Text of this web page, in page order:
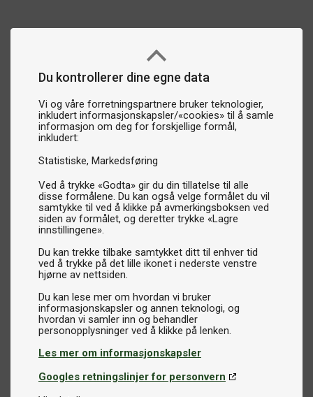
Du kontrollerer dine egne data
Vi og våre forretningspartnere bruker teknologier,
inkludert informasjonskapsler/«cookies» til å samle
informasjon om deg for forskjellige formål,
inkludert:
Statistiske Markedsføring
Ved å trykke «Godta» gir du din tillatelse til alle
disse formålene. Du kan også velge formålet du vil
samtykke til ved å klikke på avmerkingsboksen ved
siden av formålet, og deretter trykke «Lagre
innstillingene».
Du kan trekke tilbake samtykket ditt til enhver tid
ved å trykke på det lille ikonet i nederste venstre
hjørne av nettsiden.
Du kan lese mer om hvordan vi bruker
informasjonskapsler og annen teknologi, og
hvordan vi samler inn og behandler
Les mer om informasjonskapsler
Googles retningslinjer for personvern